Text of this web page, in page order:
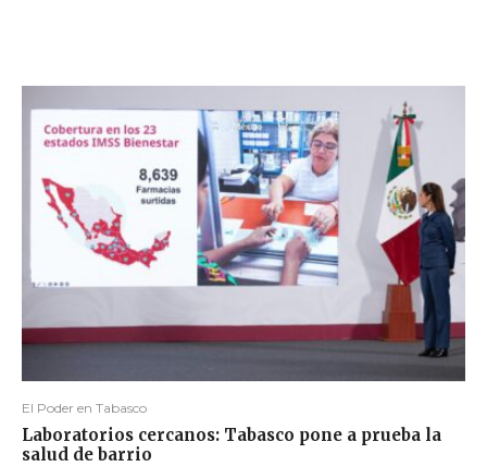
El Poder en Tabasco
Laboratorios cercanos: Tabasco pone a prueba la
salud de barrio